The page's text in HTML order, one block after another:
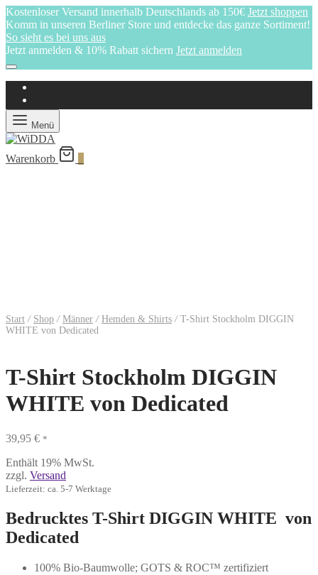
Kostenloser Versand innerhalb Deutschlands ab 150€ Jetzt shoppen
Komm in unseren Berliner Store und entdecke das ganze Sortiment!
So sieht es bei uns aus
Jetzt anmelden & 10% Rabatt sichern Jetzt anmelden
Menü
Warenkorb
Start / Shop / Männer / Hemden & Shirts /T-Shirt Stockholm DIGGIN
WHITE von Dedicated
T-Shirt Stockholm DIGGIN
WHITE von Dedicated
39,95 € *
Enthält 19% MwSt.
zzgl. Versand
Lieferzeit: ca. 5-7 Werktage
Bedrucktes T-Shirt DIGGIN WHITE von
Dedicated
100% Bio-Baumwolle; GOTS & ROC™ zertifiziert